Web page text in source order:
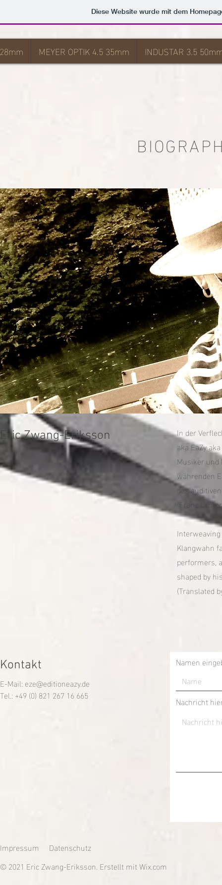
Diese Website wurde mit dem
MEYER OPTIK 4.5 35mm INDUSTAR 3.5
Eric Zwang-Eriksson
In der
aka EaZy
Musiker
währenden
des
(Franz
Klangwahn
performers,
shaped by
(Translated
Kontakt
E-Mail: eze@editioneazy.de
Tel.: +49 (0) 821 267 16 665
Namen
Nachricht
Impressum
Datenschutz
© 2021 Eric Zwang-Eriksson. Erstellt mitWix.com